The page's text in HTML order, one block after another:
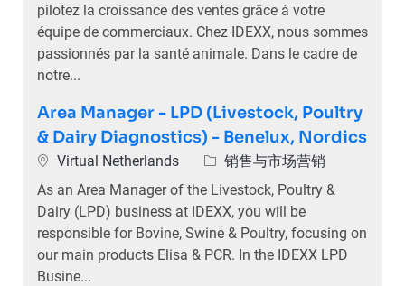
pilotez la croissance des ventes grâce à votre
équipe de commerciaux. Chez IDEXX, nous sommes
passionnés par la santé animale. Dans le cadre de
notre...
Area Manager - LPD (Livestock, Poultry
& Dairy Diagnostics) - Benelux, Nordics
位置Virtual Netherlands 类别销售与市场营销
As an Area Manager of the Livestock, Poultry &
Dairy (LPD) business at IDEXX, you will be
responsible for Bovine, Swine & Poultry, focusing on
our main products Elisa & PCR. In the IDEXX LPD
Busine...